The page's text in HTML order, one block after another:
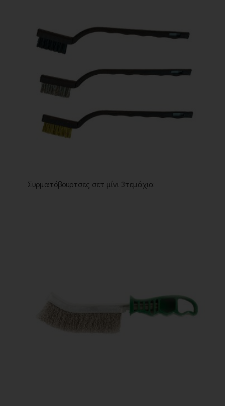
Συρματόβουρτσες σετ μίνι 3τεμάχια